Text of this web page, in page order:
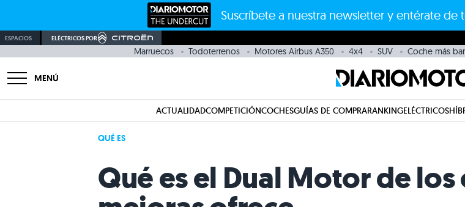
Suscríbete a nuestra newsletter y entérate de
ESPACIOS ELÉCTRICOS POR
Marruecos Todoterrenos Motores Airbus A350 4x4 SUV Coche más
MENÚ
ACTUALIDADCOMPETICIÓNCOCHESGUÍAS DE COMPRARANKINGELÉCTRICOS
QUÉ ES
Qué es el Dual Motor de los